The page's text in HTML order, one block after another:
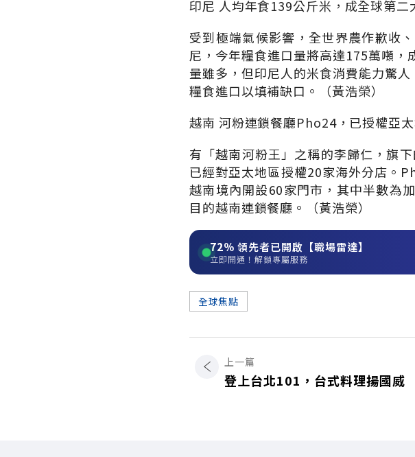
印尼 人均年食139公斤米，成全球第二
受到極端氣候影響，全世界農作歉收
尼，今年糧食進口量將高達175萬噸，
量雖多，但印尼人的米食消費能力驚
糧食進口以填補缺口。（黃浩榮）
越南 河粉連鎖餐廳Pho24，已授權亞
有「越南河粉王」之稱的李歸仁，旗
已經對亞太地區授權20家海外分店。
越南境內開設60家門市，其中半數為
目的越南連鎖餐廳。（黃浩榮）
72% 領先者已開啟【職場雷達】
立即開通！解鎖專屬服務
全球焦點
上一篇
登上台北101，台式料理揚國威